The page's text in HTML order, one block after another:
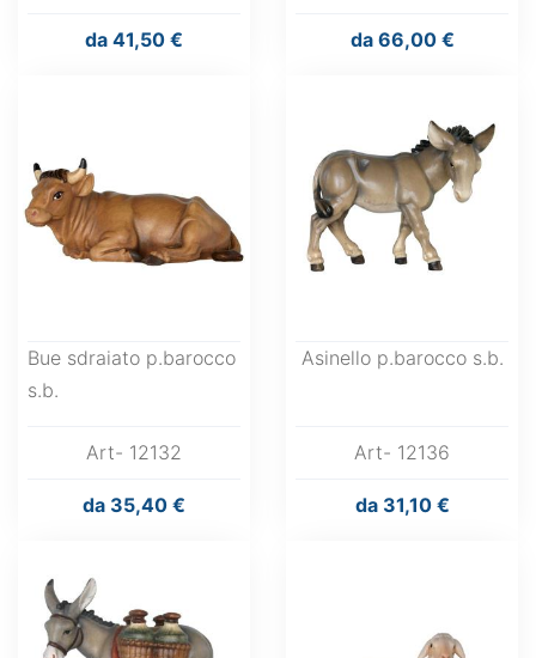
da 41,50 € da66,00 €
Bue sdraiato p.barocco
s.b.
Art- 12132
da 35,40 €
Asinello p.barocco s.b.
Art- 12136
da31,10 €